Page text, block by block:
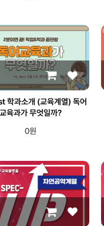
학과소개 (교육계열) 독어
교육과가 무엇일까?
0원